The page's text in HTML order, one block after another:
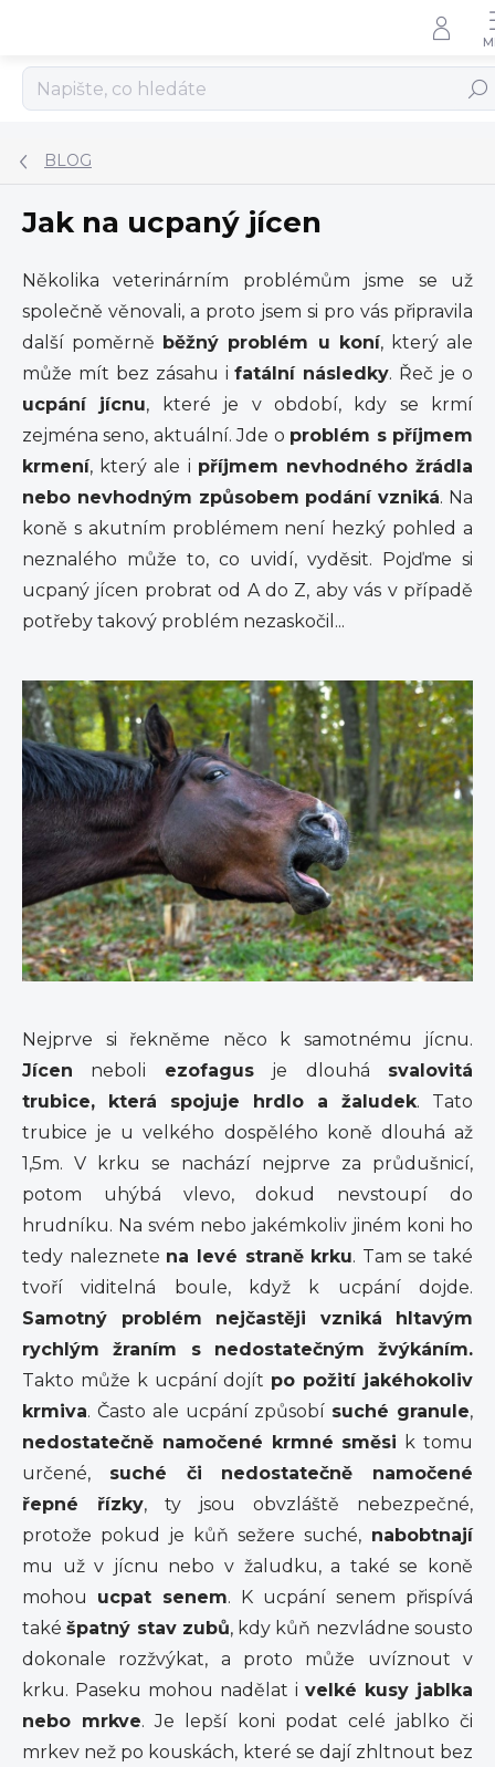
BLOG
Jak na ucpaný jícen
Několika veterinárním problémům jsme se už
společně věnovali, a proto jsem si pro vás připravila
další poměrně běžný problém u koní, který ale
může mít bez zásahu ifatální následky. Řeč je o
ucpání jícnu, které je v období, kdy se krmí
zejména seno, aktuální. Jde o problém s příjmem
krmení, který ale i příjmem nevhodného žrádla
nebo nevhodným způsobem podání vzniká. Na
koně s akutním problémem není hezký pohled a
neznalého může to, co uvidí, vyděsit. Pojďme si
ucpaný jícen probrat od A do Z, aby vás v případě
potřeby takový problém nezaskočil...
Nejprve si řekněme něco k samotnému jícnu.
Jícen neboli ezofagusje dlouhá svalovitá
trubice, která spojuje hrdlo a žaludek. Tato
trubice je u velkého dospělého koně dlouhá až
1,5m. V krku se nachází nejprve za průdušnicí,
potom uhýbá vlevo, dokud nevstoupí do
hrudníku. Na svém nebo jakémkoliv jiném koni ho
tedy naleznete na levé straně krku. Tam se také
tvoří viditelná boule, když k ucpání dojde.
Samotný problém nejčastěji vzniká hltavým
rychlým žraním s nedostatečným žvýkáním.
Takto může k ucpání dojít po požití jakéhokoliv
krmiva. Často ale ucpání způsobí suché granule,
nedostatečně namočené krmné směsi k tomu
určené, suché či nedostatečně namočené
řepné řízky, ty jsou obvzláště nebezpečné,
protože pokud je kůň sežere suché, nabobtnají
mu už v jícnu nebo v žaludku, a také se koně
mohou ucpat senem. K ucpání senem přispívá
takéšpatný stav zubů, kdy kůň nezvládne sousto
dokonale rozžvýkat, a proto může uvíznout v
krku. Paseku mohou nadělat i velké kusy jablka
nebo mrkve. Je lepší koni podat celé jablko či
mrkev než po kouskách, které se dají zhltnout bez